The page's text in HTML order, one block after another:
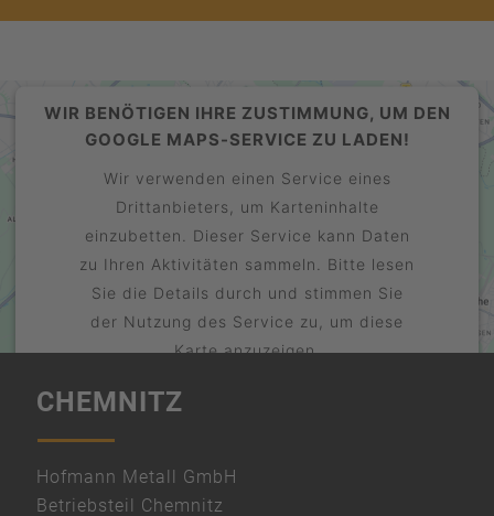
WIR BENÖTIGEN IHRE ZUSTIMMUNG, UM DEN
GOOGLE MAPS-SERVICE ZU LADEN!
Wir verwenden einen Service eines
Drittanbieters, um Karteninhalte
einzubetten. Dieser Service kann Daten
zu Ihren Aktivitäten sammeln. Bitte lesen
Sie die Details durch und stimmen Sie
der Nutzung des Service zu, um diese
Karte anzuzeigen.
Mehr Informationen
Usercentrics Consent Management
CHEMNITZ
Hofmann Metall GmbH
Betriebsteil Chemnitz